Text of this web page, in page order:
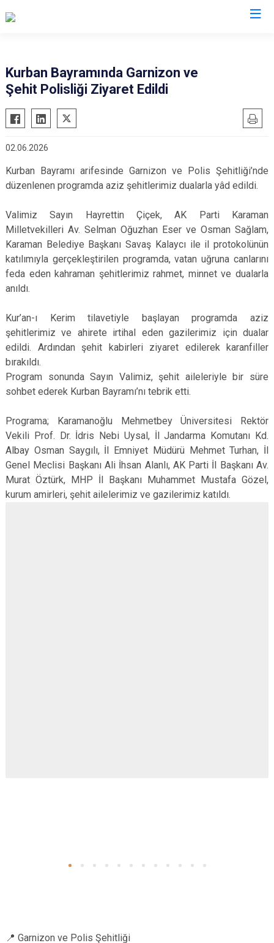
Kurban Bayramında Garnizon ve
Şehit Polisliği Ziyaret Edildi
02.06.2026
Kurban Bayramı arifesinde Garnizon ve Polis Şehitliği’nde
düzenlenen programda aziz şehitlerimiz dualarla yâd edildi.
Valimiz Sayın Hayrettin Çiçek, AK Parti Karaman
Milletvekilleri Av. Selman Oğuzhan Eser ve Osman Sağlam,
Karaman Belediye Başkanı Savaş Kalaycı ile il protokolünün
katılımıyla gerçekleştirilen programda, vatan uğruna canlarını
feda eden kahraman şehitlerimiz rahmet, minnet ve dualarla
anıldı.
Kur’an-ı Kerim tilavetiyle başlayan programda aziz
şehitlerimiz ve ahirete irtihal eden gazilerimiz için dualar
edildi. Ardından şehit kabirleri ziyaret edilerek karanfiller
bırakıldı.
Program sonunda Sayın Valimiz, şehit aileleriyle bir süre
sohbet ederek Kurban Bayramı’nı tebrik etti.
Programa; Karamanoğlu Mehmetbey Üniversitesi Rektör
Vekili Prof. Dr. İdris Nebi Uysal, İl Jandarma Komutanı Kd.
Albay Osman Saygılı, İl Emniyet Müdürü Mehmet Turhan, İl
Genel Meclisi Başkanı Ali İhsan Alanlı, AK Parti İl Başkanı Av.
Murat Öztürk, MHP İl Başkanı Muhammet Mustafa Gözel,
kurum amirleri, şehit ailelerimiz ve gazilerimiz katıldı.
📍 Garnizon ve Polis Şehitliği